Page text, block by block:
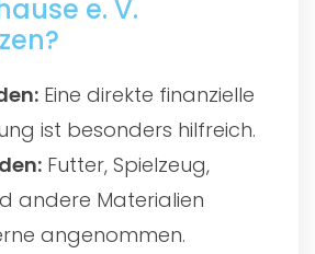
e. V.
Eine direkte finanzielle
ist besonders hilfreich.
Futter, Spielzeug,
andere Materialien
angenommen.